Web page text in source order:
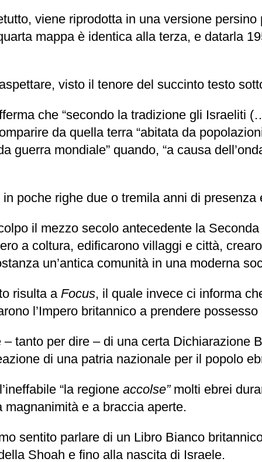
viene riprodotta in una versione
mappa è identica alla terza, e datarla
visto il tenore del succinto testo
che “secondo la tradizione gli Israeliti
da quella terra “abitata da
guerra mondiale” quando, “a causa
poche righe due o tremila anni di presenza
il mezzo secolo antecedente la
a coltura, edificarono villaggi e città,
un’antica comunità in una moderna
risulta a Focus, il quale invece ci informa
l’Impero britannico a prendere possesso
– tanto per dire – di una certa
di una patria nazionale per il popolo
“la regione accolse”molti ebrei
magnanimità e a braccia aperte.
sentito parlare di un Libro Bianco
Shoah e fino alla nascita di Israele.